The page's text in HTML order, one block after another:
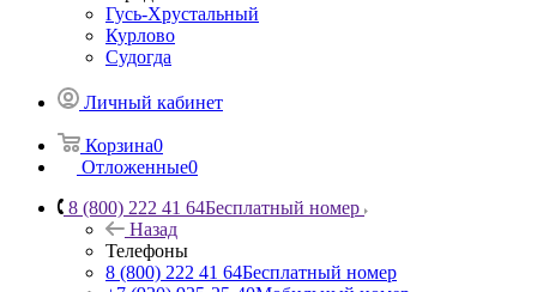
Гусь-Хрустальный
Курлово
Судогда
Личный кабинет
Корзина0
Отложенные0
8 (800) 222 41 64Бесплатный номер
Назад
Телефоны
8 (800) 222 41 64Бесплатный номер